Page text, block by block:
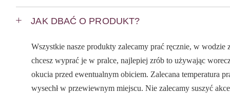
JAK DBAĆ O PRODUKT?
Wszystkie nasze produkty zalecamy prać ręcznie, w wodzie
chcesz wyprać je w pralce, najlepiej zrób to używając
okucia przed ewentualnym obiciem. Zalecana temperatura
wysechł w przewiewnym miejscu. Nie zalecamy suszyć